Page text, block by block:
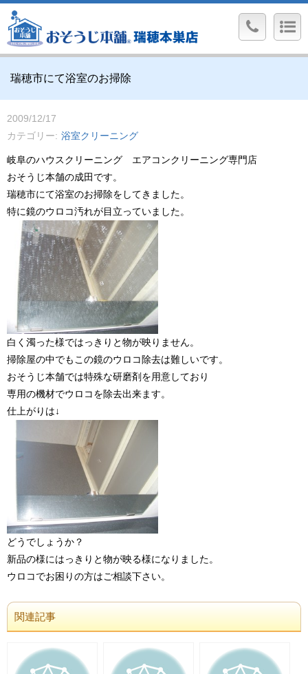
瑞穂市にて浴室のお掃除
2009/12/17
カテゴリー
浴室クリーニング
岐阜のハウスクリーニング エアコンクリーニング専門店
おそうじ本舗の成田です。
瑞穂市にて浴室のお掃除をしてきました。
特に鏡のウロコ汚れが目立っていました。
白く濁った様ではっきりと物が映りません。
掃除屋の中でもこの鏡のウロコ除去は難しいです。
おそうじ本舗では特殊な研磨剤を用意しており
専用の機材でウロコを除去出来ます。
仕上がりは↓
どうでしょうか？
新品の様にはっきりと物が映る様になりました。
ウロコでお困りの方はご相談下さい。
関連記事